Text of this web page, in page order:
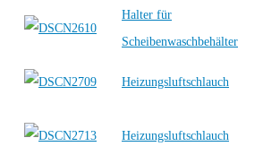
Halter für
Scheibenwaschbehälter
Heizungsluftschlauch
Heizungsluftschlauch